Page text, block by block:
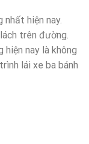
hiện nay.
trên đường.
hiện nay là không
lái xe ba bánh